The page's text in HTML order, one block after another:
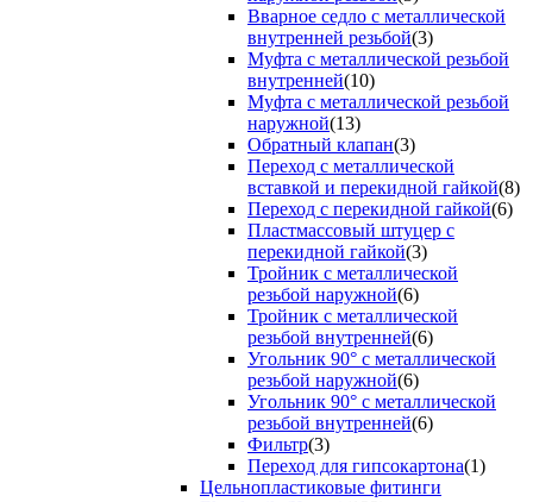
Вварное седло с металлической
внутренней резьбой(3)
Муфта с металлической резьбой
внутренней(10)
Муфта с металлической резьбой
наружной(13)
Обратный клапан(3)
Переход с металлической
вставкой и перекидной гайкой(8)
Переход с перекидной гайкой(6)
Пластмассовый штуцер с
перекидной гайкой(3)
Тройник с металлической
резьбой наружной(6)
Тройник с металлической
резьбой внутренней(6)
Угольник 90° с металлической
резьбой наружной(6)
Угольник 90° с металлической
резьбой внутренней(6)
Фильтр(3)
Переход для гипсокартона(1)
Цельнопластиковые фитинги